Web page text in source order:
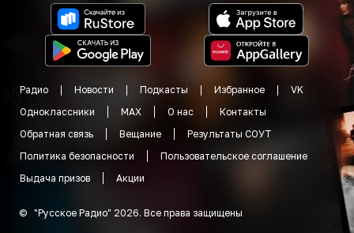
Радио Новости Подкасты Избранное
VK
Одноклассники
MAX О нас
Контакты
Обратная связь
Вещание
Результаты СОУТ
Политика безопасности
Пользовательское соглашение
Выдача призов
Акции
© "Русское Радио" 2026. Все права защищены